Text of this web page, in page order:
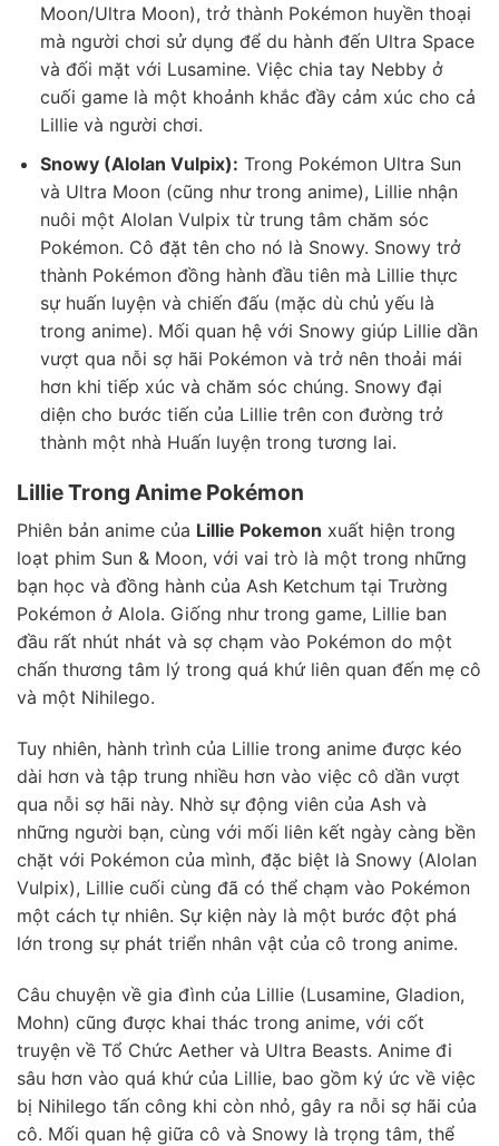
Moon/Ultra Moon), trở thành Pokémon huyền thoại
mà người chơi sử dụng để du hành đến Ultra Space
và đối mặt với Lusamine. Việc chia tay Nebby ở
cuối game là một khoảnh khắc đầy cảm xúc cho cả
Lillie và người chơi.
Snowy (Alolan Vulpix): Trong Pokémon Ultra Sun
và Ultra Moon (cũng như trong anime), Lillie nhận
nuôi một Alolan Vulpix từ trung tâm chăm sóc
Pokémon. Cô đặt tên cho nó là Snowy. Snowy trở
thành Pokémon đồng hành đầu tiên mà Lillie thực
sự huấn luyện và chiến đấu (mặc dù chủ yếu là
trong anime). Mối quan hệ với Snowy giúp Lillie dần
vượt qua nỗi sợ hãi Pokémon và trở nên thoải mái
hơn khi tiếp xúc và chăm sóc chúng. Snowy đại
diện cho bước tiến của Lillie trên con đường trở
thành một nhà Huấn luyện trong tương lai.
Lillie Trong Anime Pokémon
Phiên bản anime của Lillie Pokemon xuất hiện trong
loạt phim Sun & Moon, với vai trò là một trong những
bạn học và đồng hành của Ash Ketchum tại Trường
Pokémon ở Alola. Giống như trong game, Lillie ban
đầu rất nhút nhát và sợ chạm vào Pokémon do một
chấn thương tâm lý trong quá khứ liên quan đến mẹ cô
và một Nihilego.
Tuy nhiên, hành trình của Lillie trong anime được kéo
dài hơn và tập trung nhiều hơn vào việc cô dần vượt
qua nỗi sợ hãi này. Nhờ sự động viên của Ash và
những người bạn, cùng với mối liên kết ngày càng bền
chặt với Pokémon của mình, đặc biệt là Snowy (Alolan
Vulpix), Lillie cuối cùng đã có thể chạm vào Pokémon
một cách tự nhiên. Sự kiện này là một bước đột phá
lớn trong sự phát triển nhân vật của cô trong anime.
Câu chuyện về gia đình của Lillie (Lusamine, Gladion,
Mohn) cũng được khai thác trong anime, với cốt
truyện về Tổ Chức Aether và Ultra Beasts. Anime đi
sâu hơn vào quá khứ của Lillie, bao gồm ký ức về việc
bị Nihilego tấn công khi còn nhỏ, gây ra nỗi sợ hãi của
cô. Mối quan hệ giữa cô và Snowy là trọng tâm, thể